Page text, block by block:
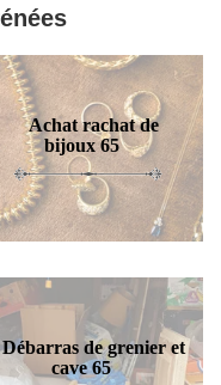
Achat rachat de
bijoux 65
Débarras de grenier et
cave 65